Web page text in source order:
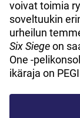
voivat toimia
soveltuukin
urheilun
Six Siegeon
One -
ikäraja on